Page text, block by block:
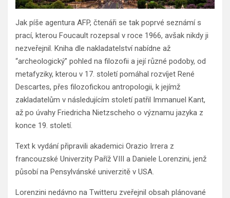
Jak píše agentura AFP, čtenáři se tak poprvé seznámí s
prací, kterou Foucault rozepsal v roce 1966, avšak nikdy ji
nezveřejnil. Kniha dle nakladatelství nabídne až
“archeologický” pohled na filozofii a její různé podoby, od
metafyziky, kterou v 17. století pomáhal rozvíjet René
Descartes, přes filozofickou antropologii, k jejímž
zakladatelům v následujícím století patřil Immanuel Kant,
až po úvahy Friedricha Nietzscheho o významu jazyka z
konce 19. století.
Text k vydání připravili akademici Orazio Irrera z
francouzské Univerzity Paříž VIII a Daniele Lorenzini, jenž
působí na Pensylvánské univerzitě v USA.
Lorenzini nedávno na Twitteru zveřejnil obsah plánované